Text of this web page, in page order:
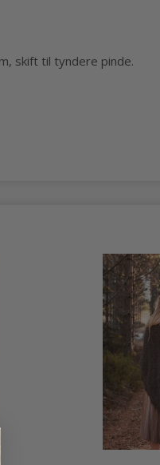
skift til tyndere pinde.